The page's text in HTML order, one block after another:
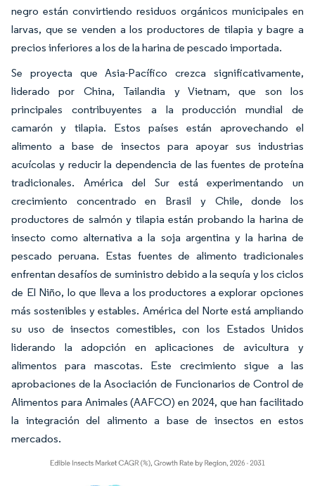
negro están convirtiendo residuos orgánicos municipales en
larvas, que se venden a los productores de tilapia y bagre a
precios inferiores a los de la harina de pescado importada.
Se proyecta que Asia-Pacífico crezca significativamente,
liderado por China, Tailandia y Vietnam, que son los
principales contribuyentes a la producción mundial de
camarón y tilapia. Estos países están aprovechando el
alimento a base de insectos para apoyar sus industrias
acuícolas y reducir la dependencia de las fuentes de proteína
tradicionales. América del Sur está experimentando un
crecimiento concentrado en Brasil y Chile, donde los
productores de salmón y tilapia están probando la harina de
insecto como alternativa a la soja argentina y la harina de
pescado peruana. Estas fuentes de alimento tradicionales
enfrentan desafíos de suministro debido a la sequía y los ciclos
de El Niño, lo que lleva a los productores a explorar opciones
más sostenibles y estables. América del Norte está ampliando
su uso de insectos comestibles, con los Estados Unidos
liderando la adopción en aplicaciones de avicultura y
alimentos para mascotas. Este crecimiento sigue a las
aprobaciones de la Asociación de Funcionarios de Control de
Alimentos para Animales (AAFCO) en 2024, que han facilitado
la integración del alimento a base de insectos en estos
mercados.